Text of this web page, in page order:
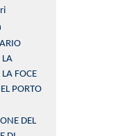
LA
FOCE
PORTO
DEL